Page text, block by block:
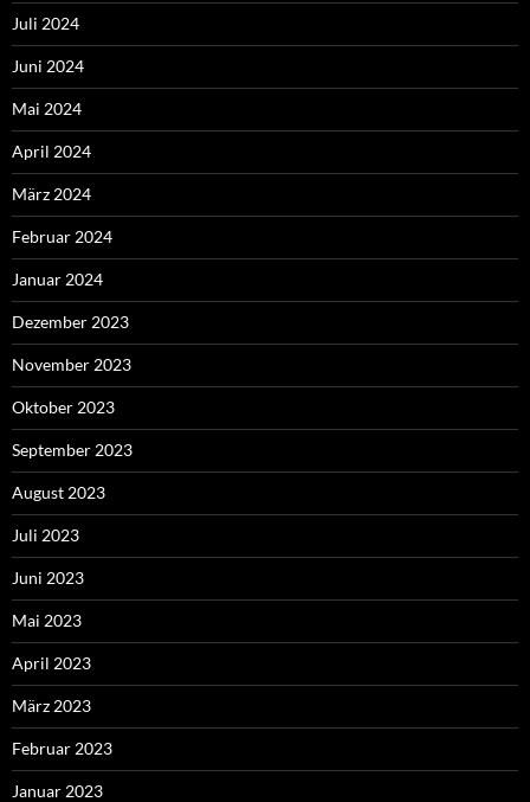
Juli 2024
Juni 2024
Mai 2024
April 2024
März 2024
Februar 2024
Januar 2024
Dezember 2023
November 2023
Oktober 2023
September 2023
August 2023
Juli 2023
Juni 2023
Mai 2023
April 2023
März 2023
Februar 2023
Januar 2023